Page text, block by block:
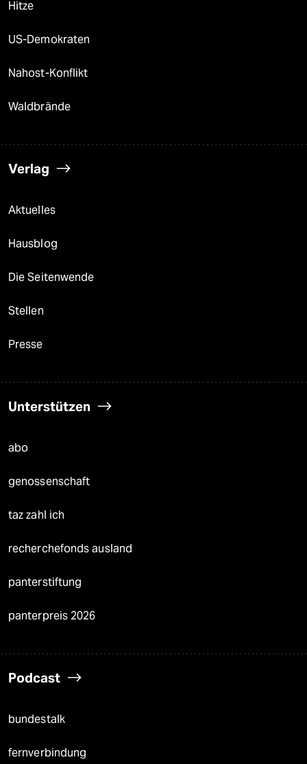
Hitze
US-Demokraten
Nahost-Konflikt
Waldbrände
Verlag
Aktuelles
Hausblog
Die Seitenwende
Stellen
Presse
Unterstützen
abo
genossenschaft
taz zahl ich
recherchefonds ausland
panterstiftung
panterpreis 2026
Podcast
bundestalk
fernverbindung